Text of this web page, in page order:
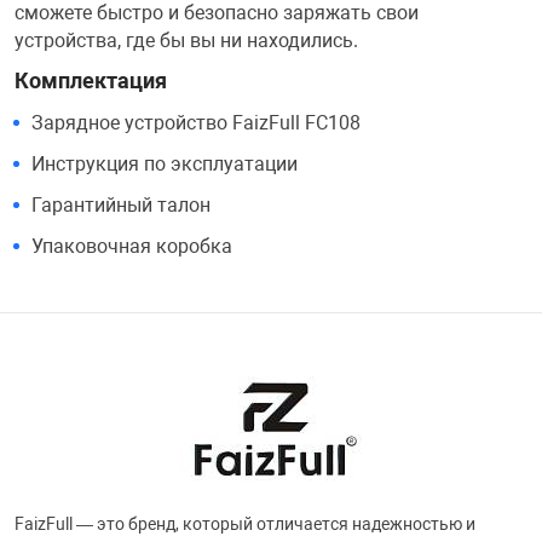
сможете быстро и безопасно заряжать свои
устройства, где бы вы ни находились.
Комплектация
Зарядное устройство FaizFull FC108
Инструкция по эксплуатации
Гарантийный талон
Упаковочная коробка
FaizFull — это бренд, который отличается надежностью и